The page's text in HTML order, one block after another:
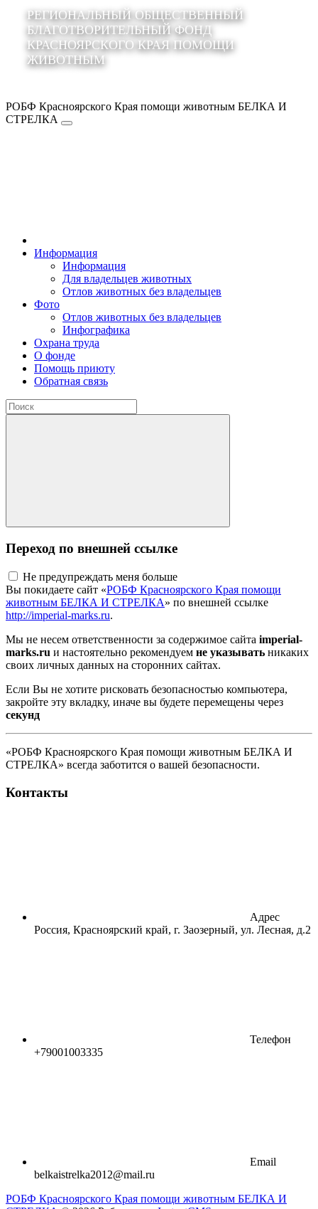
РЕГИОНАЛЬНЫЙ ОБЩЕСТВЕННЫЙ
БЛАГОТВОРИТЕЛЬНЫЙ ФОНД
КРАСНОЯРСКОГО КРАЯ ПОМОЩИ
ЖИВОТНЫМ
РОБФ Красноярского Края помощи животным БЕЛКА И
СТРЕЛКА
Информация
Информация
Для владельцев животных
Отлов животных без владельцев
Фото
Отлов животных без владельцев
Инфографика
Охрана труда
О фонде
Помощь приюту
Обратная связь
Переход по внешней ссылке
Не предупреждать меня больше
Вы покидаете сайт «РОБФ Красноярского Края помощи
животным БЕЛКА И СТРЕЛКА» по внешней ссылке
http://imperial-marks.ru.
Мы не несем ответственности за содержимое сайта imperial-
marks.ru и настоятельно рекомендуем не указывать никаких
своих личных данных на сторонних сайтах.
Если Вы не хотите рисковать безопасностью компьютера,
закройте эту вкладку, иначе вы будете перемещены через
секунд
«РОБФ Красноярского Края помощи животным БЕЛКА И
СТРЕЛКА» всегда заботится о вашей безопасности.
Контакты
Адрес
Россия, Красноярский край, г. Заозерный, ул. Лесная, д.2
Телефон
+79001003335
Email
belkaistrelka2012@mail.ru
РОБФ Красноярского Края помощи животным БЕЛКА И